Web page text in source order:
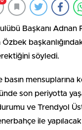
Başkanı Adnan
söyledi.
basın mensuplarına
son periyotta
ve Trendyol
ile